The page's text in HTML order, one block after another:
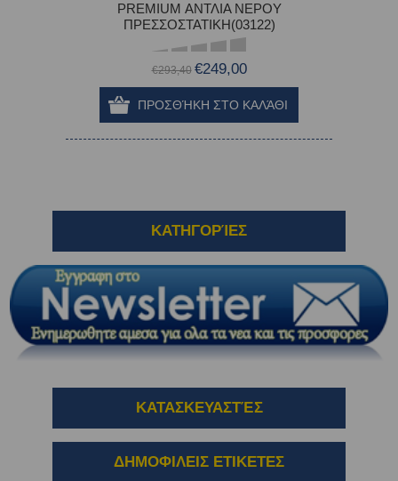
PREMIUM ΑΝΤΛΙΑ ΝΕΡΟΥ
ΠΡΕΣΣΟΣΤΑΤΙΚΗ(03122)
€293,40 €249,00
ΚΑΤΗΓΟΡΊΕΣ
ΚΑΤΑΣΚΕΥΑΣΤΈΣ
ΔΗΜΟΦΙΛΕΙΣ ΕΤΙΚΕΤΕΣ